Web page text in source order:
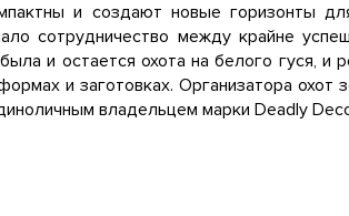
и создают новые горизонты
сотрудничество между крайне
и остается охота на белого гуся, и
и заготовках. Организатора охот
владельцем марки Deadly